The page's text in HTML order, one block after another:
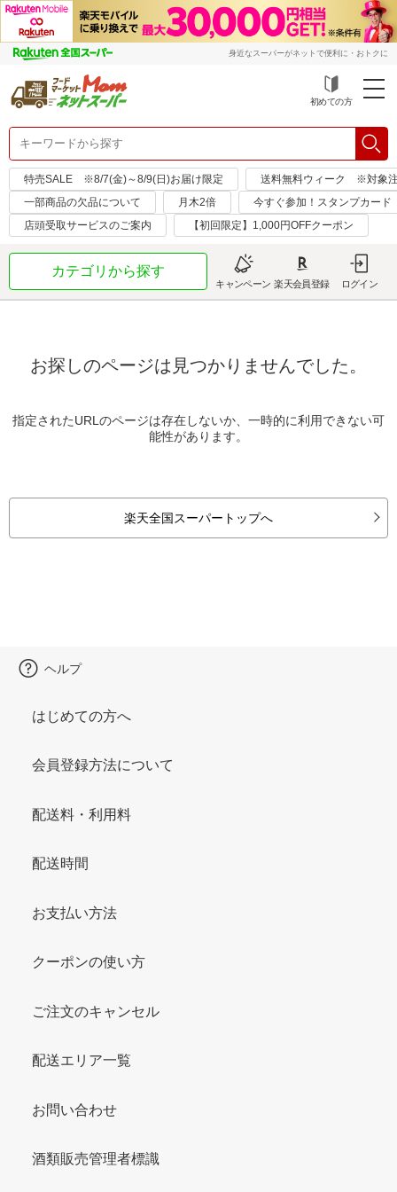
身近なスーパーがネットで便利に・おトクに
初めての方
特売SALE ※8/7(金)～8/9(日)お届け限定
送料無料ウィーク ※対象
一部商品の欠品について
月木2倍
今すぐ参加！スタンプカード
店頭受取サービスのご案内
【初回限定】1,000円OFFクーポン
カテゴリから探す
キャンペーン 楽天会員登録 ログイン
お探しのページは見つかりませんでした。
指定されたURLのページは存在しないか、一時的に利用できない可
能性があります。
楽天全国スーパートップへ
ヘルプ
はじめての方へ
会員登録方法について
配送料・利用料
配送時間
お支払い方法
クーポンの使い方
ご注文のキャンセル
配送エリア一覧
お問い合わせ
酒類販売管理者標識